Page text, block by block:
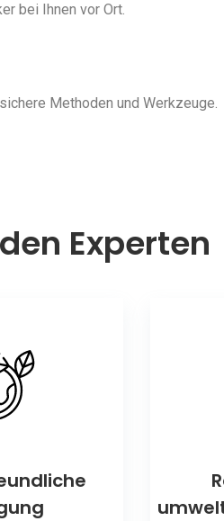
bei Ihnen vor Ort.
Methoden und Werkzeuge.
Experten